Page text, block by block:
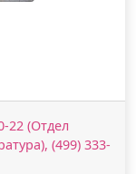
22 (Отдел
(499) 333-